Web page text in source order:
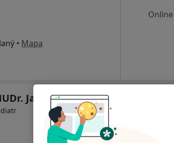
• Mapa
Jana Bernartová